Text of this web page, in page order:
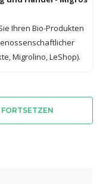
Ihren Bio-Produkten
Migrolino, LeShop).